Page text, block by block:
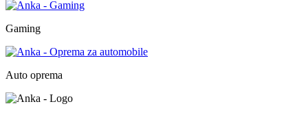
Gaming
Auto oprema